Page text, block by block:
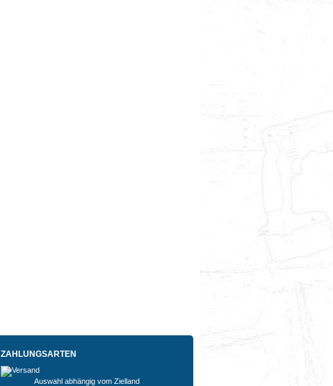
ZAHLUNGSARTEN
Auswahl abhängig vom Zielland